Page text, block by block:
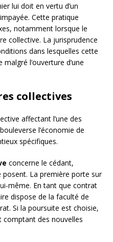
lui doit en vertu d’un
Cette pratique
notamment lorsque le
collective. La jurisprudence
dans lesquelles cette
l’ouverture d’une
collectives
affectant l’une des
l’économie de
spécifiques.
concerne le cédant,
posent. La première porte sur
même. En tant que contrat
dispose de la faculté de
Si la poursuite est choisie,
des nouvelles